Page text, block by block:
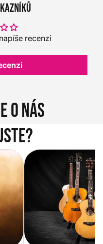
recenzi
o nás
Jak vybrat